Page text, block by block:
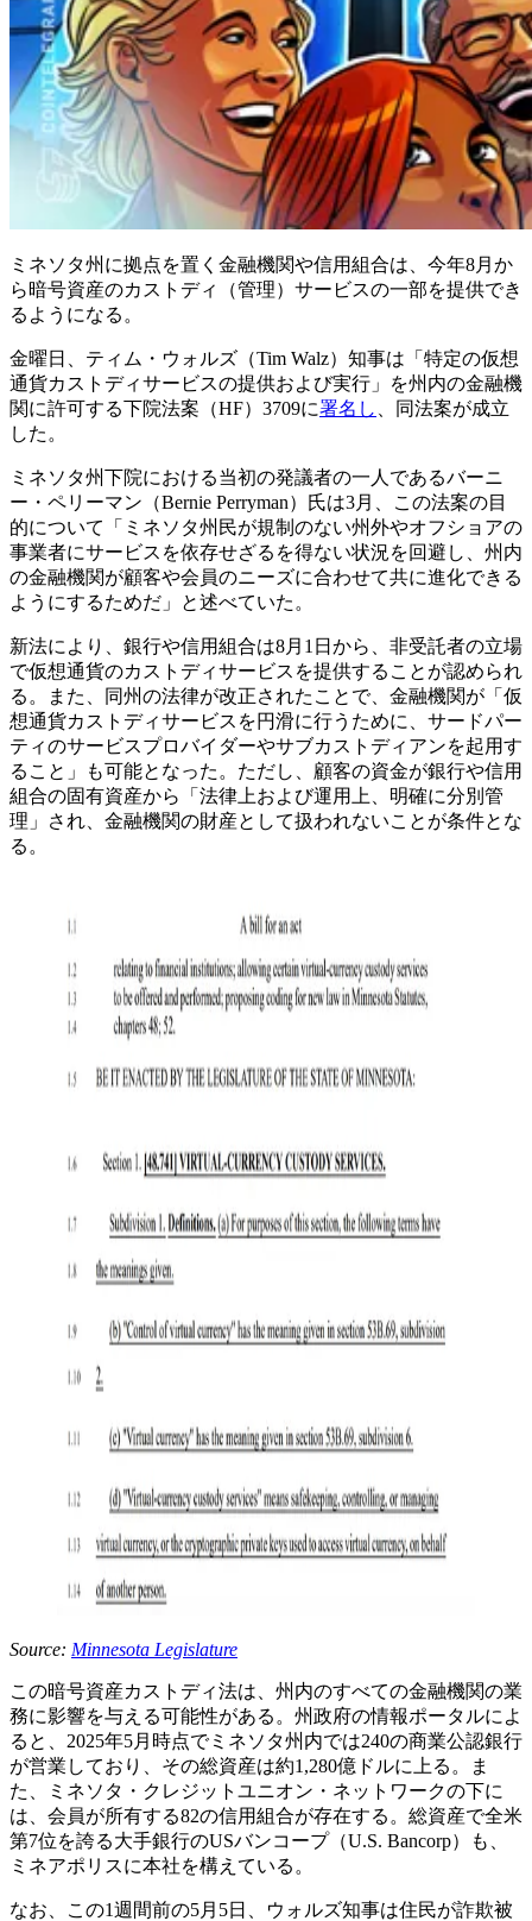
ミネソタ州に拠点を置く金融機関や信用組合は、今年8月か
ら暗号資産のカストディ（管理）サービスの一部を提供でき
るようになる。
金曜日、ティム・ウォルズ（Tim Walz）知事は「特定の仮想
通貨カストディサービスの提供および実行」を州内の金融機
関に許可する下院法案（HF）3709に署名し
、同法案が成立
した。
ミネソタ州下院における当初の発議者の一人であるバーニ
ー・ペリーマン（Bernie Perryman）氏は3月、この法案の目
的について「ミネソタ州民が規制のない州外やオフショアの
事業者にサービスを依存せざるを得ない状況を回避し、州内
の金融機関が顧客や会員のニーズに合わせて共に進化できる
ようにするためだ」と述べていた。
新法により、銀行や信用組合は8月1日から、非受託者の立場
で仮想通貨のカストディサービスを提供することが認められ
る。また、同州の法律が改正されたことで、金融機関が「仮
想通貨カストディサービスを円滑に行うために、サードパー
ティのサービスプロバイダーやサブカストディアンを起用す
ること」も可能となった。ただし、顧客の資金が銀行や信用
組合の固有資産から「法律上および運用上、明確に分別管
理」され、金融機関の財産として扱われないことが条件とな
る。
Source: Minnesota Legislature
この暗号資産カストディ法は、州内のすべての金融機関の業
務に影響を与える可能性がある。州政府の情報ポータルによ
ると、2025年5月時点でミネソタ州内では240の商業公認銀行
が営業しており、その総資産は約1,280億ドルに上る。ま
た、ミネソタ・クレジットユニオン・ネットワークの下に
は、会員が所有する82の信用組合が存在する。総資産で全米
第7位を誇る大手銀行のUSバンコープ（U.S. Bancorp）も、
ミネアポリスに本社を構えている。
なお、この1週間前の5月5日、ウォルズ知事は住民が詐欺被